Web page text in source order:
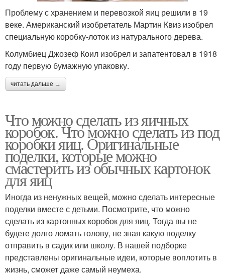
Проблему с хранением и перевозкой яиц решили в 19
веке. Американский изобретатель Мартин Квиз изобрел
специальную коробку-лоток из натурального дерева.
Колумбиец Джозеф Коил изобрел и запатентовал в 1918
году первую бумажную упаковку.
читать дальше →
Что можно сделать из яичных
коробок. Что можно сделать из под
коробки яиц. Оригинальные
поделки, которые можно
смастерить из обычных картонок
для яиц
Иногда из ненужных вещей, можно сделать интересные
поделки вместе с детьми. Посмотрите, что можно
сделать из картонных коробок для яиц. Тогда вы не
будете долго ломать голову, не зная какую поделку
отправить в садик или школу. В нашей подборке
представлены оригинальные идеи, которые воплотить в
жизнь, сможет даже самый неумеха.